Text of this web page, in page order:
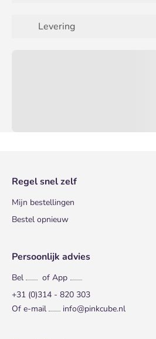
Levering
Regel snel zelf
Mijn bestellingen
Bestel opnieuw
Persoonlijk advies
Bel
of App
+31 (0)314 - 820 303
Of e-mail
info@pinkcube.nl